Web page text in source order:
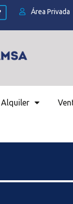
Área Privada
Alquiler